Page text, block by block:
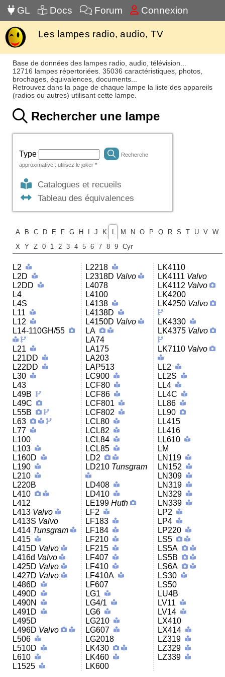
GL Docs Forum Connexion
Les lampes radio, audio, TV
Base de données des lampes radio, audio, télévision...
12716 lampes répertoriées. 35036 caractéristiques, photos,
brochages, équivalences, documents...
Retrouvez dans la page de chaque lampe la liste des appareils
(radios ou autres) utilisant cette lampe.
Rechercher une lampe
Type
Recherche
approximative : utilisez le joker *
Catalogues et recueils
Tableau des équivalences
A B C D E F G H J K M N O P Q R S T U V W
X
Y Z 0 1 2 3 4 5 6 7 8 9 Cyr
L2
L2D
L2DD
L4
L4S
L11
L12
L14-110GH/55
L21
L21DD
L22DD
L30
L43
L49B
L49C
L55B
L63
L77
L100
L103
L160D
L190
L210
L220B
L410
L412
L413 Valvo
L413S Valvo
L414 Tunsgram
L415
L415D Valvo
L416d Valvo
L425D Valvo
L427D Valvo
L486D
L490D
L490N
L491D
L495D
L496D Valvo
L506
L510D
L610
L1525
L2218
L2318D Valvo
L4078
L4100
L4138
L4138D
L4150D Valvo
LA
LA74
LA175
LA203
LAP513
LC900
LCF80
LCF86
LCF801
LCF802
LCL80
LCL82
LCL84
LCL85
LD2
LD210 Tunsgram
LD408
LD410
LE199 Huth
LF2
LF183
LF184
LF210
LF215
LF407
LF410
LF410A
LF607
LG1
LG4/1
LG6
LG210
LG607
LG2018
LK430
LK460
LK600
LK4110
LK4111 Valvo
LK4112 Valvo
LK4200
LK4250 Valvo
LK4330
LK4375 Valvo
LK7110 Valvo
LL2
LL2S
LL4
LL4C
LL86
LL90
LL415
LL416
LL610
LM
LN119
LN152
LN309
LN319
LN329
LN339
LP2
LP4
LP220
LS5
LS5A
LS5B
LS6A
LS30
LS50
LU4B
LV11
LV14
LX410
LX414
LZ319
LZ329
LZ339